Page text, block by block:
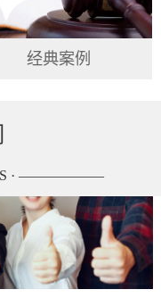
经典案例
· ——————